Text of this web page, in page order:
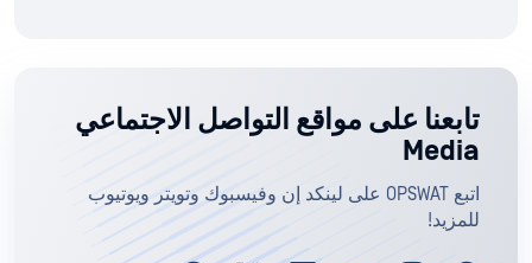
تابعنا على مواقع التواصل الاجتماعي
Media
اتبع OPSWAT على لينكد إن وفيسبوك وتويتر ويوتيوب
للمزيد!